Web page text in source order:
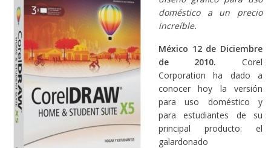
doméstico a un precio
increíble.
México 12 de Diciembre
de 2010.Corel
Corporation ha dado a
conocer hoy la versión
para uso doméstico y
para estudiantes de su
principal producto: el
galardonado